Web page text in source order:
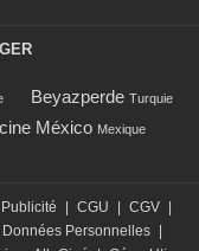
Beyazperde Turquie
México Mexique
Publicité CGU CGV
Données Personnelles